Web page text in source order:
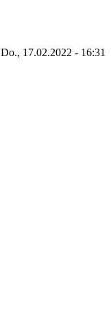
Do., 17.02.2022 - 16:31